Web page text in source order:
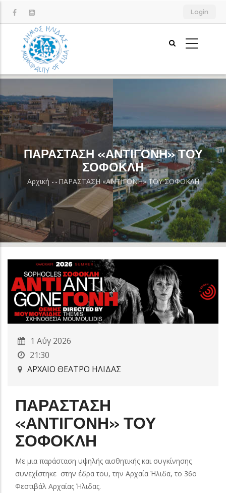
προς
περιεχόμενο
Login
ΠΑΡΑΣΤΑΣΗ «ΑΝΤΙΓΟΝΗ» ΤΟΥ
ΣΟΦΟΚΛΗ
Breadcrumb
Αρχική - - ΠΑΡΑΣΤΑΣΗ «ΑΝΤΙΓΟΝΗ» ΤΟΥ ΣΟΦΟΚΛΗ
1 Αύγ 2026
21:30
ΑΡΧΑΙΟ ΘΕΑΤΡΟ ΗΛΙΔΑΣ
ΠΑΡΑΣΤΑΣΗ
«ΑΝΤΙΓΟΝΗ» ΤΟΥ
ΣΟΦΟΚΛΗ
Με μια παράσταση υψηλής αισθητικής και συγκίνησης
συνεχίστηκε στην έδρα του, την Αρχαία Ήλιδα, το 36ο
Φεστιβάλ Αρχαίας Ήλιδας.